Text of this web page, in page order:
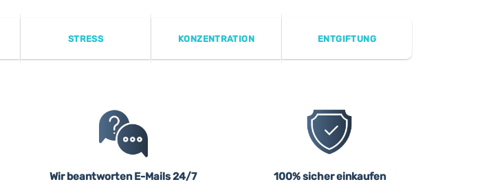
STRESS KONZENTRATION ENTGIFTUNG
Wir beantworten E-Mails 24/7 100% sicher einkaufen